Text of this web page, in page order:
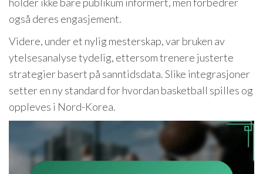
også deres engasjement.
Videre, under et nylig mesterskap, var bruken av
ytelsesanalyse tydelig, ettersom trenere justerte
strategier basert på sanntidsdata. Slike integrasjoner
setter en ny standard for hvordan basketball spilles og
oppleves i Nord-Korea.